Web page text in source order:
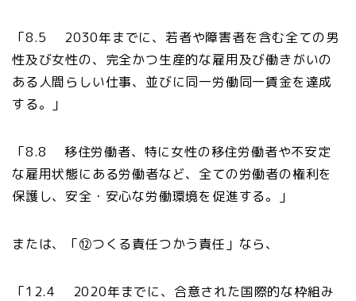
「8.5 2030年までに、若者や障害者を含む全ての男
性及び女性の、完全かつ生産的な雇用及び働きがいの
ある人間らしい仕事、並びに同一労働同一賃金を達成
する。」
「8.8 移住労働者、特に女性の移住労働者や不安定
な雇用状態にある労働者など、全ての労働者の権利を
保護し、安全・安心な労働環境を促進する。」
または、「⑫つくる責任つかう責任」なら、
「12.4 2020年までに、合意された国際的な枠組み